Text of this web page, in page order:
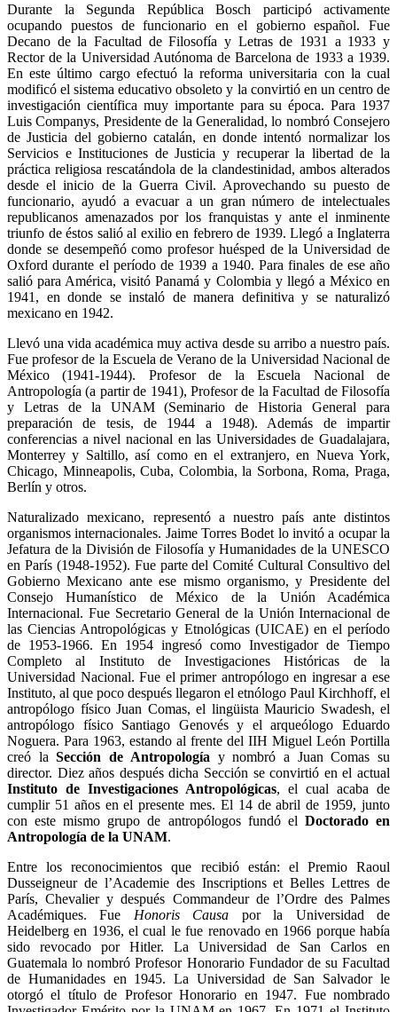
Durante la Segunda República Bosch participó activamente
ocupando puestos de funcionario en el gobierno español. Fue
Decano de la Facultad de Filosofía y Letras de 1931 a 1933 y
Rector de la Universidad Autónoma de Barcelona de 1933 a 1939.
En este último cargo efectuó la reforma universitaria con la cual
modificó el sistema educativo obsoleto y la convirtió en un centro de
investigación científica muy importante para su época. Para 1937
Luis Companys, Presidente de la Generalidad, lo nombró Consejero
de Justicia del gobierno catalán, en donde intentó normalizar los
Servicios e Instituciones de Justicia y recuperar la libertad de la
práctica religiosa rescatándola de la clandestinidad, ambos alterados
desde el inicio de la Guerra Civil. Aprovechando su puesto de
funcionario, ayudó a evacuar a un gran número de intelectuales
republicanos amenazados por los franquistas y ante el inminente
triunfo de éstos salió al exilio en febrero de 1939. Llegó a Inglaterra
donde se desempeñó como profesor huésped de la Universidad de
Oxford durante el período de 1939 a 1940. Para finales de ese año
salió para América, visitó Panamá y Colombia y llegó a México en
1941, en donde se instaló de manera definitiva y se naturalizó
mexicano en 1942.
Llevó una vida académica muy activa desde su arribo a nuestro país.
Fue profesor de la Escuela de Verano de la Universidad Nacional de
México (1941-1944). Profesor de la Escuela Nacional de
Antropología (a partir de 1941), Profesor de la Facultad de Filosofía
y Letras de la UNAM (Seminario de Historia General para
preparación de tesis, de 1944 a 1948). Además de impartir
conferencias a nivel nacional en las Universidades de Guadalajara,
Monterrey y Saltillo, así como en el extranjero, en Nueva York,
Chicago, Minneapolis, Cuba, Colombia, la Sorbona, Roma, Praga,
Berlín y otros.
Naturalizado mexicano, representó a nuestro país ante distintos
organismos internacionales. Jaime Torres Bodet lo invitó a ocupar la
Jefatura de la División de Filosofía y Humanidades de la UNESCO
en París (1948-1952). Fue parte del Comité Cultural Consultivo del
Gobierno Mexicano ante ese mismo organismo, y Presidente del
Consejo Humanístico de México de la Unión Académica
Internacional. Fue Secretario General de la Unión Internacional de
las Ciencias Antropológicas y Etnológicas (UICAE) en el período
de 1953-1966. En 1954 ingresó como Investigador de Tiempo
Completo al Instituto de Investigaciones Históricas de la
Universidad Nacional. Fue el primer antropólogo en ingresar a ese
Instituto, al que poco después llegaron el etnólogo Paul Kirchhoff, el
antropólogo físico Juan Comas, el lingüista Mauricio Swadesh, el
antropólogo físico Santiago Genovés y el arqueólogo Eduardo
Noguera. Para 1963, estando al frente del IIH Miguel León Portilla
creó laSección de Antropología y nombró a Juan Comas su
director. Diez años después dicha Sección se convirtió en el actual
Instituto de Investigaciones Antropológicas, el cual acaba de
cumplir 51 años en el presente mes. El 14 de abril de 1959, junto
con este mismo grupo de antropólogos fundó el Doctorado en
Antropología de la UNAM.
Entre los reconocimientos que recibió están: el Premio Raoul
Dusseigneur de l’Academie des Inscriptions et Belles Lettres de
París, Chevalier y después Commandeur de l’Ordre des Palmes
Académiques. Fue Honoris Causa por la Universidad de
Heidelberg en 1936, el cual le fue renovado en 1966 porque había
sido revocado por Hitler. La Universidad de San Carlos en
Guatemala lo nombró Profesor Honorario Fundador de su Facultad
de Humanidades en 1945. La Universidad de San Salvador le
otorgó el título de Profesor Honorario en 1947. Fue nombrado